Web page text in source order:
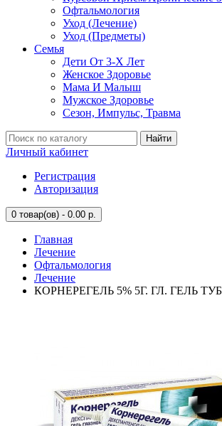
Офтальмология
Уход (Лечение)
Уход (Предметы)
Семья
Дети От 3-Х Лет
Женское Здоровье
Мама И Малыш
Мужское Здоровье
Сезон, Импульс, Травма
Найти
Личный кабинет
Регистрация
Авторизация
0 товар(ов) - 0.00 р.
Главная
Лечение
Офтальмология
Лечение
КОРНЕРЕГЕЛЬ 5% 5Г. ГЛ. ГЕЛЬ